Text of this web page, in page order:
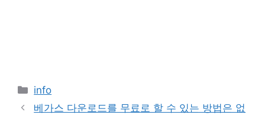
Categories
info
베가스 다운로드를 무료로 할 수 있는 방법은 없